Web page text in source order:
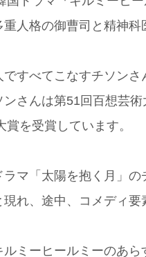
重人格の御曹司と精神
すべてこなすチソン
さんは第51回百想芸
を受賞しています。
ラマ「太陽を抱く月」
れ、途中、コメディ
ミーヒールミーのあ